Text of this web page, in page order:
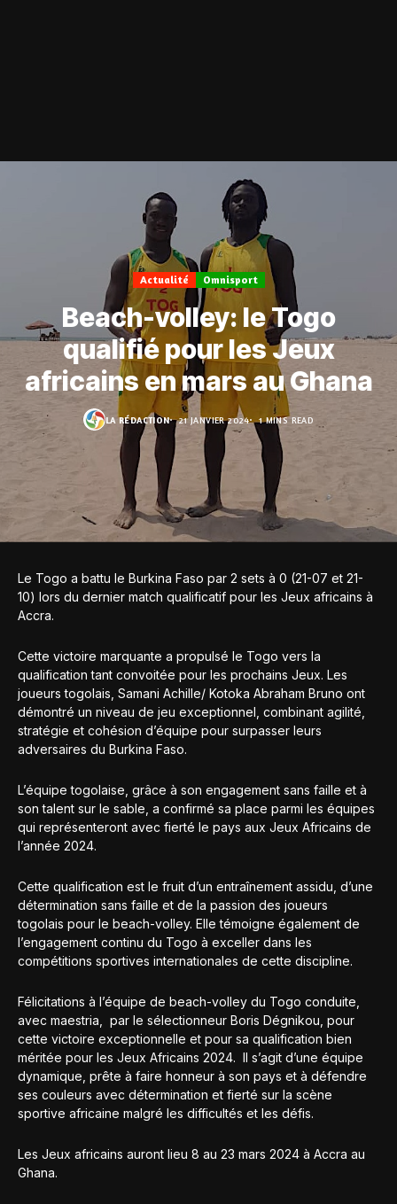
Actualité Omnisport
Beach-volley: le Togo
qualifié pour les Jeux
africains en mars au Ghana
LA RÉDACTION 21 JANVIER 2024 1 MINS READ
Le Togo a battu le Burkina Faso par 2 sets à 0 (21-07 et 21-
10) lors du dernier match qualificatif pour les Jeux africains à
Accra.
Cette victoire marquante a propulsé le Togo vers la
qualification tant convoitée pour les prochains Jeux. Les
joueurs togolais, Samani Achille/ Kotoka Abraham Bruno ont
démontré un niveau de jeu exceptionnel, combinant agilité,
stratégie et cohésion d’équipe pour surpasser leurs
adversaires du Burkina Faso.
L’équipe togolaise, grâce à son engagement sans faille et à
son talent sur le sable, a confirmé sa place parmi les équipes
qui représenteront avec fierté le pays aux Jeux Africains de
l’année 2024.
Cette qualification est le fruit d’un entraînement assidu, d’une
détermination sans faille et de la passion des joueurs
togolais pour le beach-volley. Elle témoigne également de
l’engagement continu du Togo à exceller dans les
compétitions sportives internationales de cette discipline.
Félicitations à l’équipe de beach-volley du Togo conduite,
avec maestria, par le sélectionneur Boris Dégnikou, pour
cette victoire exceptionnelle et pour sa qualification bien
méritée pour les Jeux Africains 2024. Il s’agit d’une équipe
dynamique, prête à faire honneur à son pays et à défendre
ses couleurs avec détermination et fierté sur la scène
sportive africaine malgré les difficultés et les défis.
Les Jeux africains auront lieu 8 au 23 mars 2024 à Accra au
Ghana.